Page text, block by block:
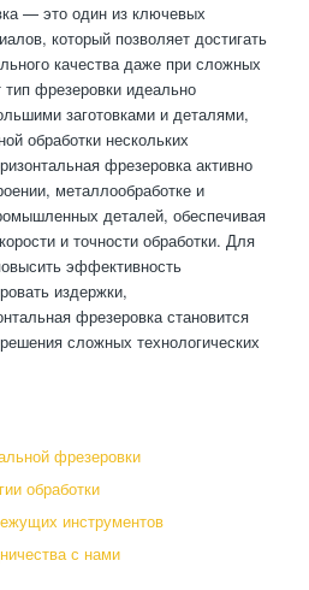
— это один из ключевых
который позволяет достигать
качества даже при сложных
фрезеровки идеально
заготовками и деталями,
обработки нескольких
фрезеровка активно
металлообработке и
деталей, обеспечивая
и точности обработки. Для
эффективность
издержки,
фрезеровка становится
сложных технологических
фрезеровки
обработки
инструментов
с нами